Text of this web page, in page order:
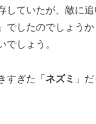
していたが、敵に
でしたのでしょう
でしょう。
すぎた「ネズミ 」